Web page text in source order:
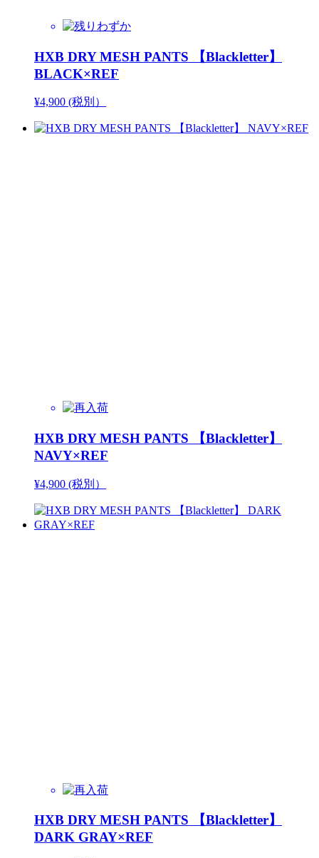
HXB DRY MESH PANTS 【Blackletter】
BLACK×REF
¥4,900 (税別）
HXB DRY MESH PANTS 【Blackletter】
NAVY×REF
¥4,900 (税別）
HXB DRY MESH PANTS 【Blackletter】
DARK GRAY×REF